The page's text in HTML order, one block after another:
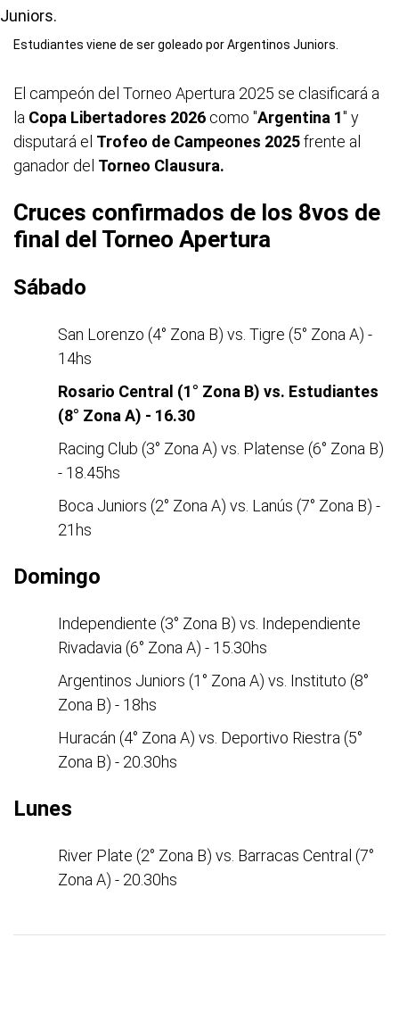
Estudiantes viene de ser goleado por Argentinos Juniors.
El campeón del Torneo Apertura 2025 se clasificará a
la Copa Libertadores 2026 como "Argentina 1" y
disputará el Trofeo de Campeones 2025frente al
ganador del Torneo Clausura.
Cruces confirmados de los 8vos de
final del Torneo Apertura
Sábado
San Lorenzo (4° Zona B) vs. Tigre (5° Zona A) -
14hs
Rosario Central (1° Zona B) vs. Estudiantes
(8° Zona A) - 16.30
Racing Club (3° Zona A) vs. Platense (6° Zona B)
- 18.45hs
Boca Juniors (2° Zona A) vs. Lanús (7° Zona B) -
21hs
Domingo
Independiente (3° Zona B) vs. Independiente
Rivadavia (6° Zona A) - 15.30hs
Argentinos Juniors (1° Zona A) vs. Instituto (8°
Zona B) - 18hs
Huracán (4° Zona A) vs. Deportivo Riestra (5°
Zona B) - 20.30hs
Lunes
River Plate (2° Zona B) vs. Barracas Central (7°
Zona A) - 20.30hs